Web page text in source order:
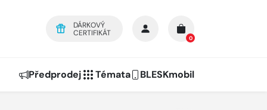
DÁRKOVÝ
CERTIFIKÁT
0
Předprodej Témata BLESKmobil